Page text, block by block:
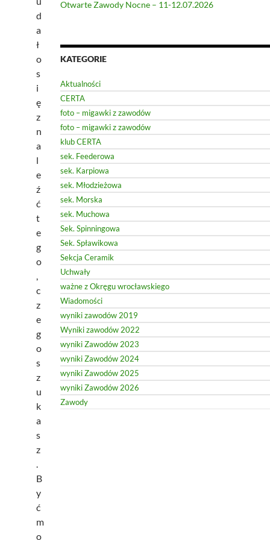
d
a
ł
o
s
i
ę
z
n
a
l
e
ź
ć
t
e
g
o
,
c
z
e
g
o
s
z
u
k
a
s
z
.
B
y
ć
m
o
Otwarte Zawody Nocne – 11-12.07.2026
KATEGORIE
Aktualności
CERTA
foto – migawki z zawodów
foto – migawki z zawodów
klub CERTA
sek. Feederowa
sek. Karpiowa
sek. Młodzieżowa
sek. Morska
sek. Muchowa
Sek. Spinningowa
Sek. Spławikowa
Sekcja Ceramik
Uchwały
ważne z Okręgu wrocławskiego
Wiadomości
wyniki zawodów 2019
Wyniki zawodów 2022
wyniki Zawodów 2023
wyniki Zawodów 2024
wyniki Zawodów 2025
wyniki Zawodów 2026
Zawody